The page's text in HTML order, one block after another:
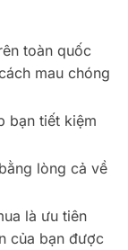
toàn quốc
mau chóng
bạn tiết kiệm
lòng cả về
là ưu tiên
của bạn được